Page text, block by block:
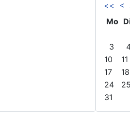
<< <
Mo
3
10
11
17
18
24
25
31